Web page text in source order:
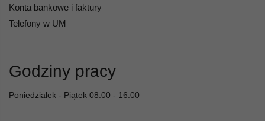
Konta bankowe i faktury
Telefony w UM
Godziny pracy
Poniedziałek - Piątek 08:00 - 16:00